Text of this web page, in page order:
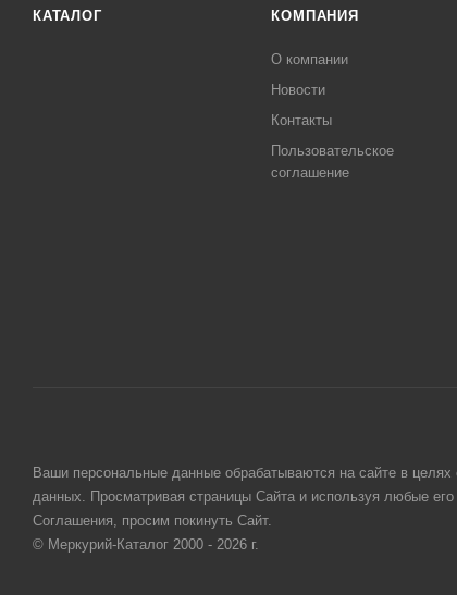
КАТАЛОГ КОМПАНИЯ
О компании
Новости
Контакты
Пользовательское
соглашение
Ваши персональные данные обрабатываются на сайте в
данных. Просматривая страницы Сайта и используя любые
Соглашения, просим покинуть Сайт.
© Меркурий-Каталог 2000 - 2026 г.